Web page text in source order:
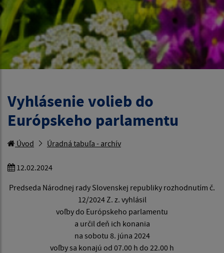
Vyhlásenie volieb do
Európskeho parlamentu
Úvod Úradná tabuľa - archív
12.02.2024
Predseda Národnej rady Slovenskej republiky rozhodnutím č.
12/2024 Z. z. vyhlásil
voľby do Európskeho parlamentu
a určil deň ich konania
na sobotu 8. júna 2024
voľby sa konajú od 07.00 h do 22.00 h